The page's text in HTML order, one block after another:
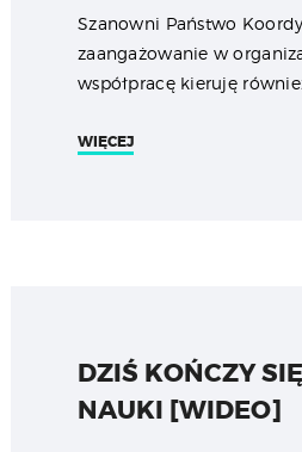
Szanowni Państwo
zaangażowanie w
współpracę kieruję
WIĘCEJ
DZIŚ KOŃCZY
NAUKI [WIDEO]